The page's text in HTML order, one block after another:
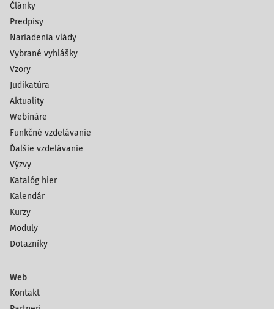
Články
Predpisy
Nariadenia vlády
Vybrané vyhlášky
Vzory
Judikatúra
Aktuality
Webináre
Funkčné vzdelávanie
Ďalšie vzdelávanie
Výzvy
Katalóg hier
Kalendár
Kurzy
Moduly
Dotazníky
Web
Kontakt